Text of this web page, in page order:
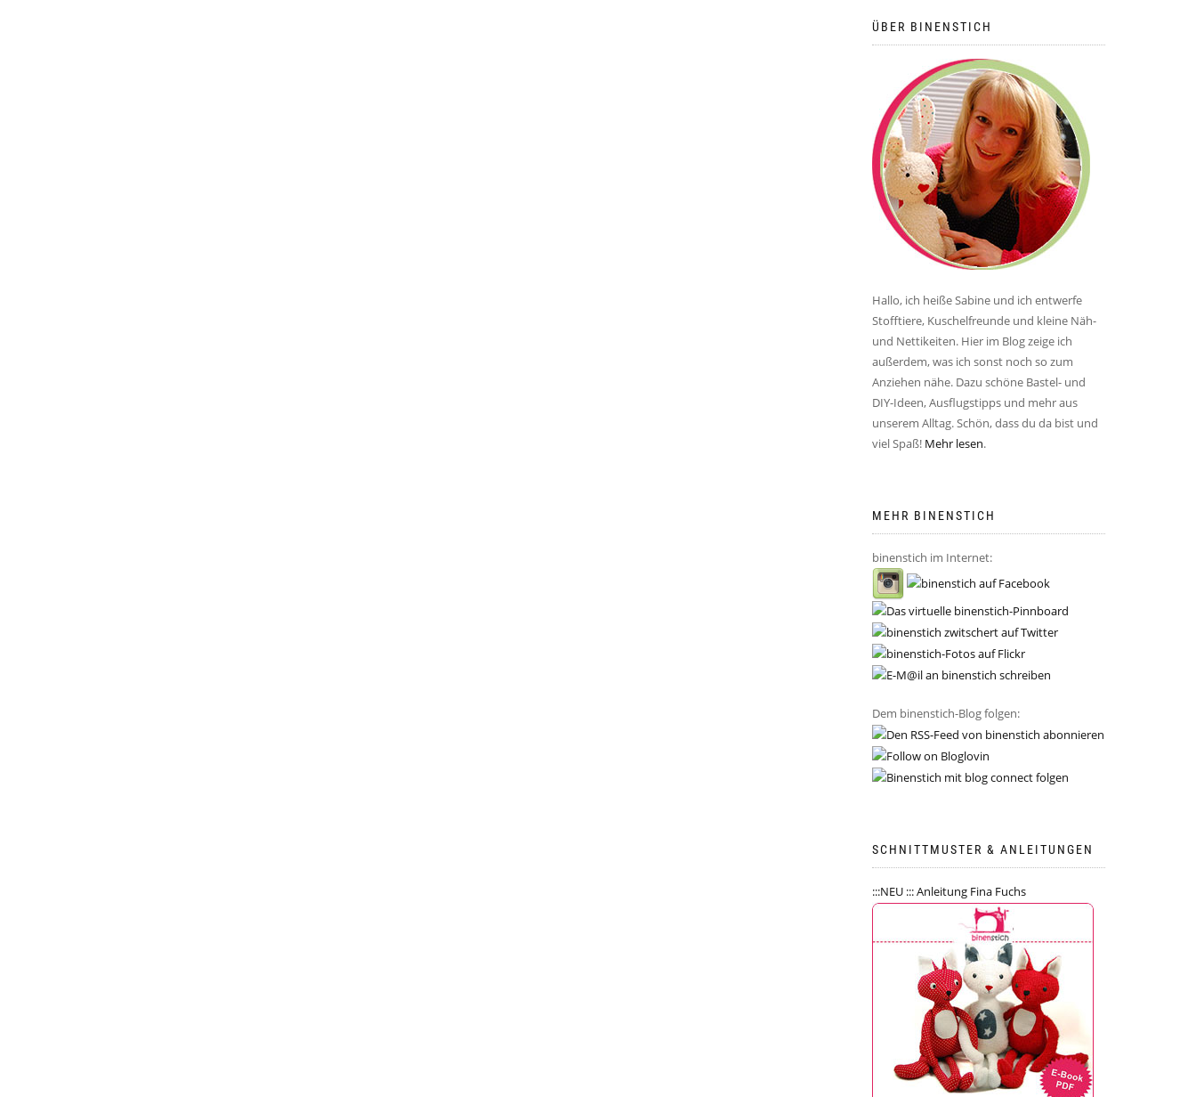
ÜBER BINENSTICH
Hallo, ich heiße Sabine und ich entwerfe
Stofftiere, Kuschelfreunde und kleine Näh-
und Nettikeiten. Hier im Blog zeige ich
außerdem, was ich sonst noch so zum
Anziehen nähe. Dazu schöne Bastel- und
DIY-Ideen, Ausflugstipps und mehr aus
unserem Alltag. Schön, dass du da bist und
viel Spaß! Mehr lesen.
MEHR BINENSTICH
binenstich im Internet:
Dem binenstich-Blog folgen:
SCHNITTMUSTER & ANLEITUNGEN
:::NEU ::: Anleitung Fina Fuchs